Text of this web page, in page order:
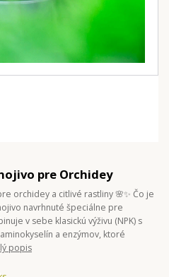
pre Orchidey
orchidey a citlivé rastliny 🌸✨ Čo je
navrhnuté špeciálne pre
v sebe klasickú výživu (NPK) s
a enzýmov, ktoré
popis